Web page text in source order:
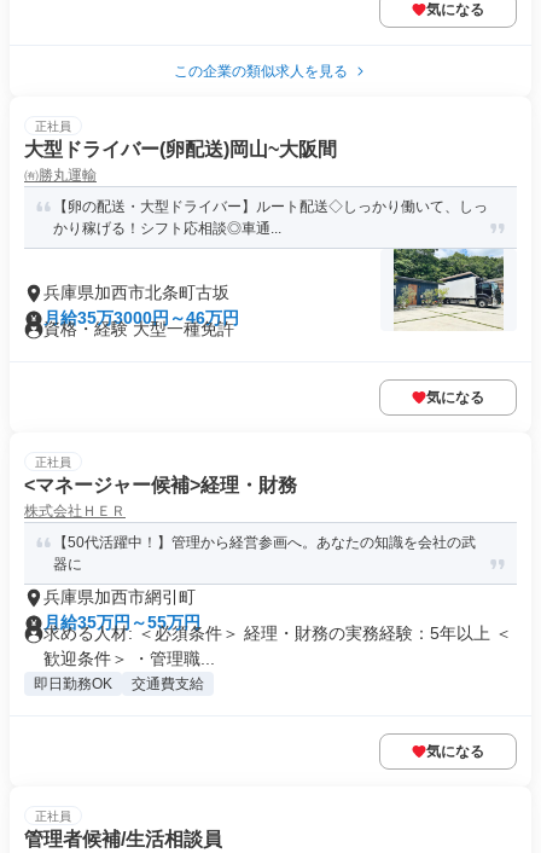
気になる
この企業の類似求人を見る
正社員
大型ドライバー(卵配送)岡山~大阪間
㈲勝丸運輸
【卵の配送・大型ドライバー】ルート配送◇しっかり働いて、しっ
かり稼げる！シフト応相談◎車通...
兵庫県加西市北条町古坂
月給35万3000円～46万円
資格・経験 大型一種免許
気になる
正社員
<マネージャー候補>経理・財務
株式会社ＨＥＲ
【50代活躍中！】管理から経営参画へ。あなたの知識を会社の武
器に
兵庫県加西市網引町
月給35万円～55万円
求める人材: ＜必須条件＞ 経理・財務の実務経験：5年以上 ＜
歓迎条件＞ ・管理職...
即日勤務OK 交通費支給
気になる
正社員
管理者候補/生活相談員